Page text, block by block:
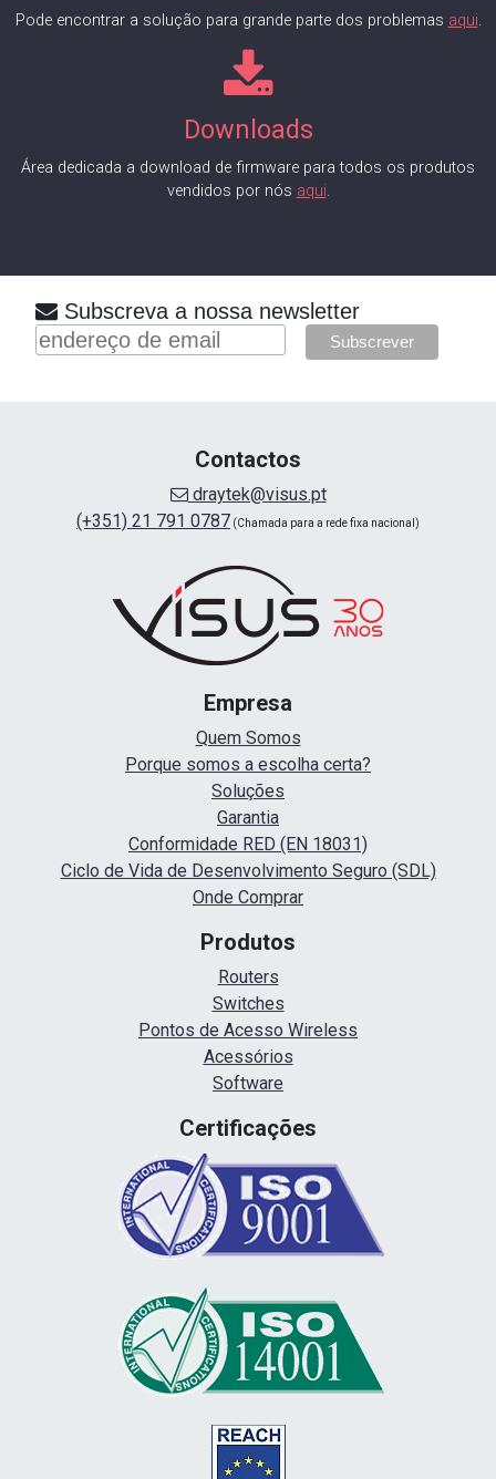
Pode encontrar a solução para grande parte dos problemas aqui.
Downloads
Área dedicada a download de firmware para todos os produtos
vendidos por nós aqui.
Subscreva a nossa newsletter
Contactos
draytek@visus.pt
(+351) 21 791 0787 (Chamada para a rede fixa nacional)
Empresa
Quem Somos
Porque somos a escolha certa?
Soluções
Garantia
Conformidade RED (EN 18031)
Ciclo de Vida de Desenvolvimento Seguro (SDL)
Onde Comprar
Produtos
Routers
Switches
Pontos de Acesso Wireless
Acessórios
Software
Certificações